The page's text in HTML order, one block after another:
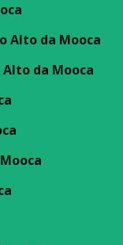
Alto da Mooca
da Mooca